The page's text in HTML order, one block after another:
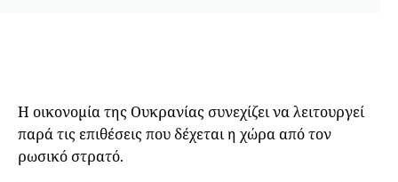
Η οικονομία της Ουκρανίας συνεχίζει να λειτουργεί
παρά τις επιθέσεις που δέχεται η χώρα από τον
ρωσικό στρατό.